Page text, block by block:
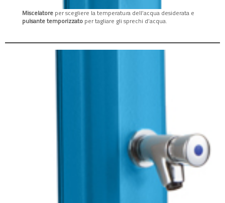
Miscelatore per scegliere la temperatura dell’acqua desiderata e
pulsante temporizzato per tagliare gli sprechi d’acqua.